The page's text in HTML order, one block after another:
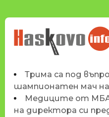
НОВИНИТЕ НА
HASKOVO.INFO
Трима са под
шампионатен мач на
Медиците от
на директора си